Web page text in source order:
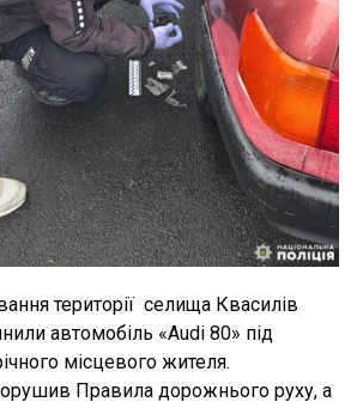
території селища Квасилів
автомобіль «Аudi 80» під
місцевого жителя.
Правила дорожнього руху, а